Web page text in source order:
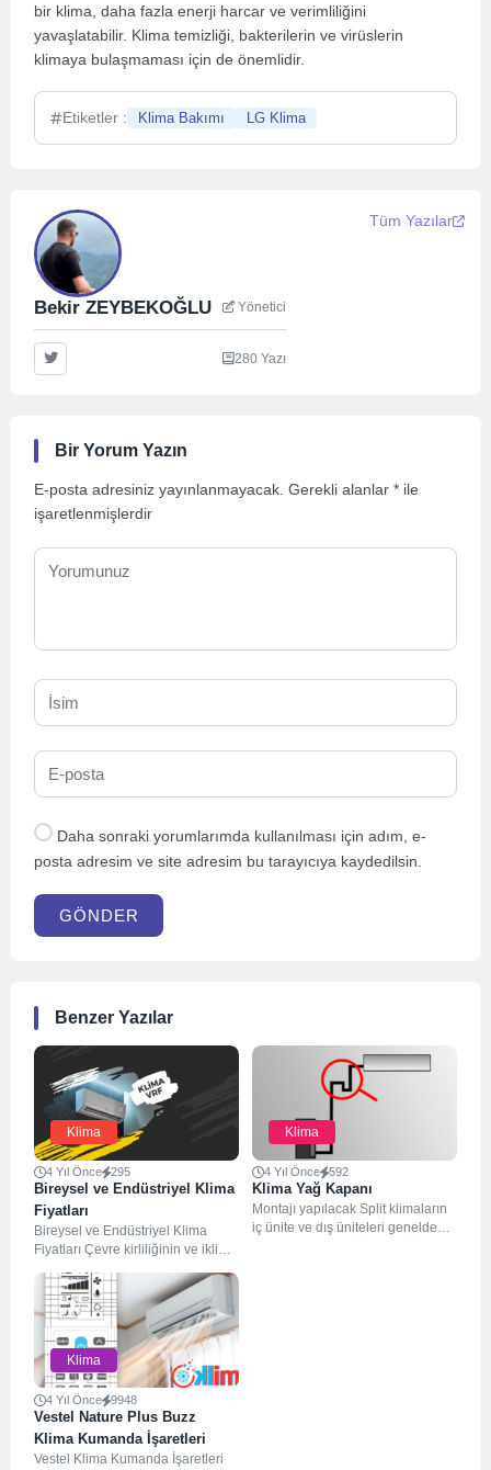
bir klima, daha fazla enerji harcar ve verimliliğini
yavaşlatabilir. Klima temizliği, bakterilerin ve virüslerin
klimaya bulaşmaması için de önemlidir.
Etiketler : Klima Bakımı LG Klima
Bekir ZEYBEKOĞLU Yönetici
Tüm Yazılar
280 Yazı
Bir Yorum Yazın
E-posta adresiniz yayınlanmayacak. Gerekli alanlar* ile
işaretlenmişlerdir
Daha sonraki yorumlarımda kullanılması için adım, e-
posta adresim ve site adresim bu tarayıcıya kaydedilsin.
GÖNDER
Benzer Yazılar
Klima
4 Yıl Önce 295
Bireysel ve Endüstriyel Klima
Fiyatları
Bireysel ve Endüstriyel Klima
Fiyatları Çevre kirliliğinin ve iklim
insanlar hala evlerinde...
Klima
4 Yıl Önce 592
Klima Yağ Kapanı
Montajı yapılacak Split klimaların
iç ünite ve dış üniteleri genelde
Klima
4 Yıl Önce 9948
Vestel Nature Plus Buzz
Klima Kumanda İşaretleri
Vestel Klima Kumanda İşaretleri